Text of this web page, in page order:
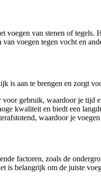
voegen van stenen of
voegen tegen vocht en
is aan te brengen en zorgt
gebruik, waardoor je tijd
kwaliteit en biedt een
waardoor je
factoren, zoals de
is belangrijk om de juiste